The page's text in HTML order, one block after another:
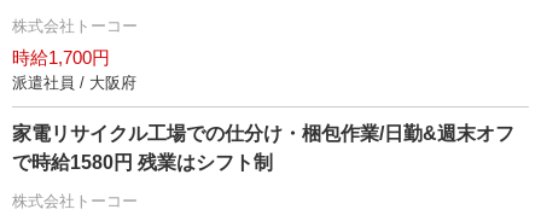
株式会社トーコー
時給1,700円
派遣社員 / 大阪府
家電リサイクル工場での仕分け・梱包作業/日勤&週末オフ
で時給1580円 残業はシフト制
株式会社トーコー